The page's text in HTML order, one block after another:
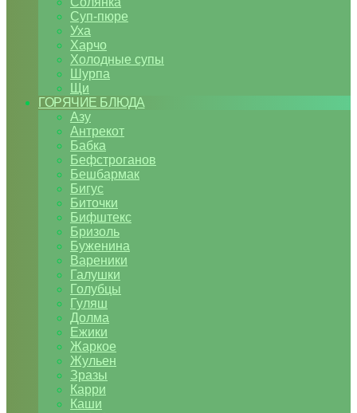
Суп-пюре
Уха
Харчо
Холодные супы
Шурпа
Щи
ГОРЯЧИЕ БЛЮДА
Азу
Антрекот
Бабка
Бефстроганов
Бешбармак
Бигус
Биточки
Бифштекс
Бризоль
Буженина
Вареники
Галушки
Голубцы
Гуляш
Долма
Ежики
Жаркое
Жульен
Зразы
Карри
Каши